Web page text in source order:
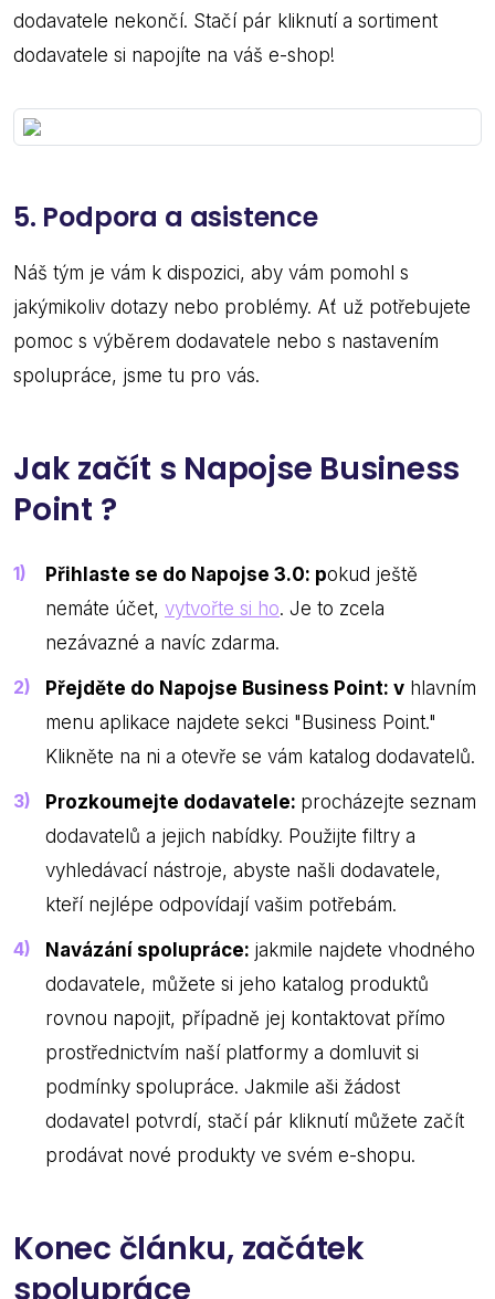
dodavatele nekončí. Stačí pár kliknutí a sortiment
dodavatele si napojíte na váš e-shop!
5. Podpora a asistence
Náš tým je vám k dispozici, aby vám pomohl s
jakýmikoliv dotazy nebo problémy. Ať už potřebujete
pomoc s výběrem dodavatele nebo s nastavením
spolupráce, jsme tu pro vás.
Jak začít s Napojse Business
Point ?
Přihlaste se do Napojse 3.0: pokud ještě
nemáte účet, vytvořte si ho. Je to zcela
nezávazné a navíc zdarma.
Přejděte do Napojse Business Point: v hlavním
menu aplikace najdete sekci "Business Point."
Klikněte na ni a otevře se vám katalog dodavatelů.
Prozkoumejte dodavatele: procházejte seznam
dodavatelů a jejich nabídky. Použijte filtry a
vyhledávací nástroje, abyste našli dodavatele,
kteří nejlépe odpovídají vašim potřebám.
Navázání spolupráce: jakmile najdete vhodného
dodavatele, můžete si jeho katalog produktů
rovnou napojit, případně jej kontaktovat přímo
prostřednictvím naší platformy a domluvit si
podmínky spolupráce. Jakmile aši žádost
dodavatel potvrdí, stačí pár kliknutí můžete začít
prodávat nové produkty ve svém e-shopu.
Konec článku, začátek
spolupráce